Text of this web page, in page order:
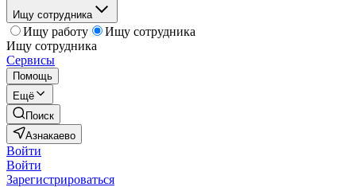
Ищу сотрудника
Ищу работу
Ищу сотрудника
Ищу сотрудника
Сервисы
Помощь
Ещё
Поиск
Азнакаево
Войти
Войти
Зарегистрироваться